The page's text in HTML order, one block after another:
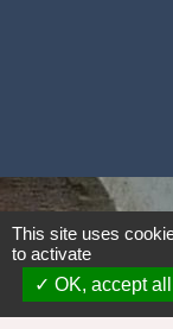
Mentions
This site uses
to activate
OK, accept all